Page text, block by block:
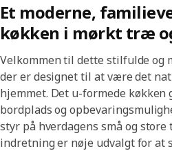
Et moderne,
køkken i mørkt træ
Velkommen til dette stilfulde og
der er designet til at være det
hjemmet. Det u-formede køkken
bordplads og
styr på hverdagens små og
indretning er nøje udvalgt for at